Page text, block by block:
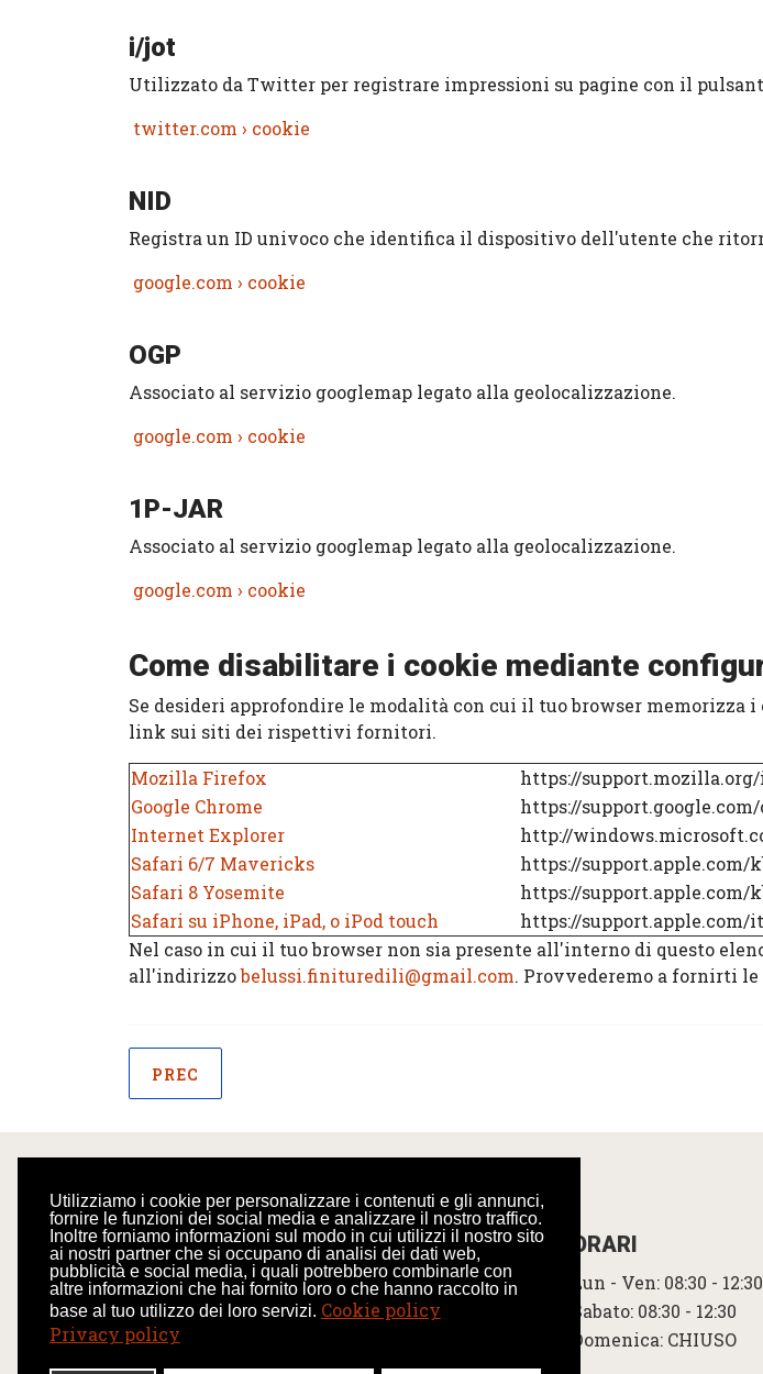
Utilizziamo i cookie per personalizzare i contenuti e gli annunci,
fornire le funzioni dei social media e analizzare il nostro traffico.
Inoltre forniamo informazioni sul modo in cui utilizzi il nostro sito
ai nostri partner che si occupano di analisi dei dati web,
pubblicità e social media, i quali potrebbero combinarle con
altre informazioni che hai fornito loro o che hanno raccolto in
base al tuo utilizzo dei loro servizi. Cookie policy
Privacy policy
i/jot
Utilizzato da Twitter per registrare impressioni su pagine con il
twitter.com › cookie
NID
Registra un ID univoco che identifica il dispositivo dell'utente che
google.com › cookie
OGP
Associato al servizio googlemap legato alla geolocalizzazione.
google.com › cookie
1P-JAR
Associato al servizio googlemap legato alla geolocalizzazione.
google.com › cookie
Come disabilitare i cookie mediante
Se desideri approfondire le modalità con cui il tuo browser
link sui siti dei rispettivi fornitori.
Mozilla Firefox
https://support.mozilla.org/
Google Chrome
https://
Internet Explorer
http://
Safari 6/7 Mavericks
https://support.apple.com/
Safari 8 Yosemite
https://support.apple.com/
Safari su iPhone, iPad, o iPod touch
https://support.apple.com/
Nel caso in cui il tuo browser non sia presente all'interno di questo
all'indirizzobelussi.finituredili@gmail.com. Provvederemo a fornirti
ARTICOLO PRECEDENTE: PRIVACY POLICY
PREC
CONTATTI
Via Cavour, 16/C
28040 Mezzomerico NO
+39 340 2530807
ORARI
Lun - Ven: 08:30 -
Sabato: 08:30 - 12:30
Domenica: CHIUSO